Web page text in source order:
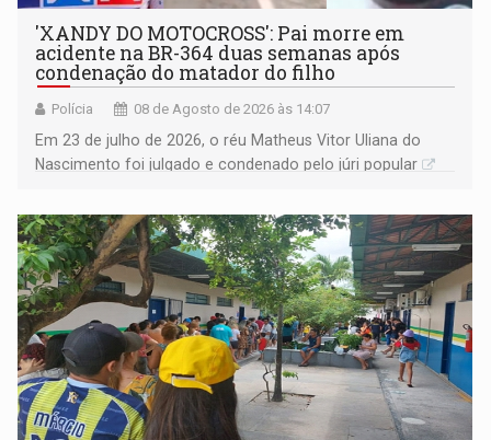
'XANDY DO MOTOCROSS': Pai morre em
acidente na BR-364 duas semanas após
condenação do matador do filho
Polícia 08 de Agosto de 2026 às 14:07
Em 23 de julho de 2026, o réu Matheus Vitor Uliana do
Nascimento foi julgado e condenado pelo júri popular